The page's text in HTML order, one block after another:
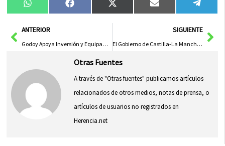
Compartir
en
WhatsAppCompartir
en
FacebookCompartir
en
X
(Twitter)
Compartir
en
Email
en
AntANTERIOR
Godoy Apoya Inversión y Equipamiento del Gobierno de Page en Hospital de Tomelloso
SIGUIENTE
El Gobierno de Castilla-La Mancha Entrega 44 Millones en Ayudas Agroambientales a 8.400 Agricultores
Otras Fuentes
A través de "Otras fuentes" publicamos artículos
relacionados de otros medios, notas de prensa, o
artículos de usuarios no registrados en
Herencia.net